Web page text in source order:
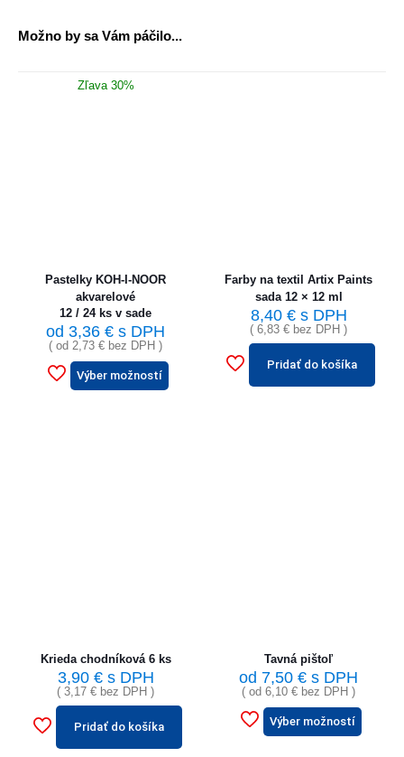
Možno by sa Vám páčilo...
Zľava 30%
Pastelky KOH-I-NOOR
akvarelové
12 / 24 ks v sade
od 3,36 € s DPH
( od 2,73 € bez DPH )
Výber možností
Farby na textil Artix Paints
sada 12 × 12 ml
8,40 €s DPH
( 6,83 € bez DPH )
Pridať do košíka
Krieda chodníková 6 ks
3,90 €s DPH
( 3,17 € bez DPH )
Pridať do košíka
Tavná pištoľ
od 7,50 € s DPH
( od 6,10 € bez DPH )
Výber možností